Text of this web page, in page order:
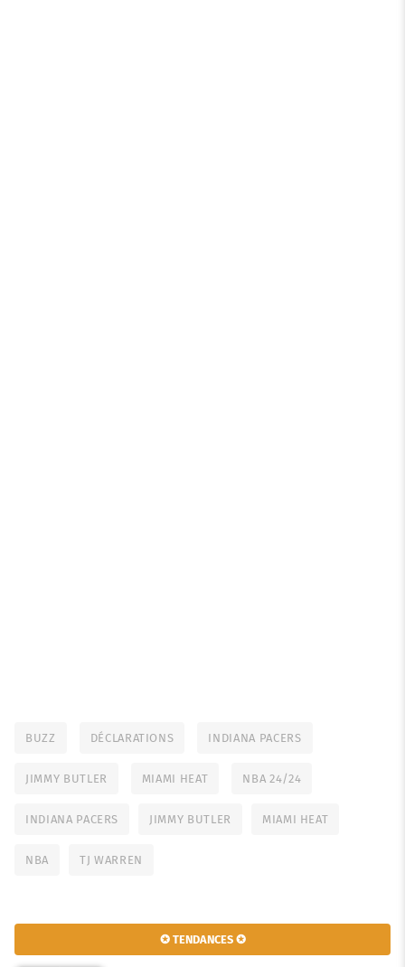
BUZZ DÉCLARATIONS INDIANA PACERS
JIMMY BUTLER MIAMI HEAT NBA 24/24
INDIANA PACERS JIMMY BUTLER MIAMI HEAT
NBA TJ WARREN
✪ TENDANCES ✪